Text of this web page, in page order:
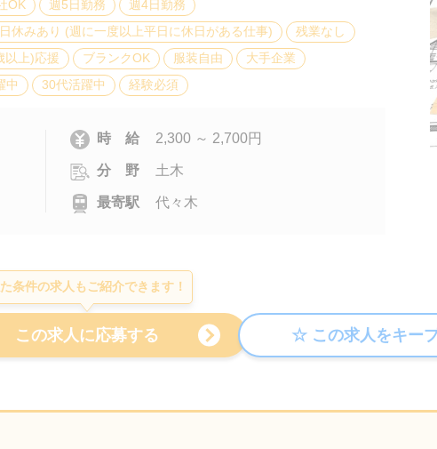
OK 週5日勤務
週4日勤務
休みあり (週に一度以上平日に休日がある仕事)
残業なし
以上)応援 ブランクOK 服装自由
大手企業
中 30代活躍中 経験必須
時 給 2,300 ～ 2,700円
分 野 土木
最寄駅 代々木
条件の求人もご紹介できます！